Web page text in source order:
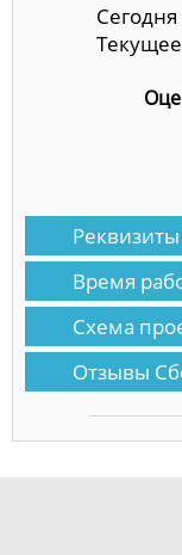
Время
Схема
Отзывы